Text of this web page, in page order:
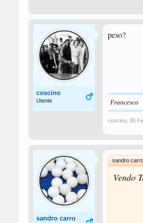
coscino
Utente
peso?
Francesco
coscino 26
sandro carro
sandro
Vendo